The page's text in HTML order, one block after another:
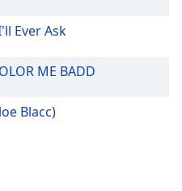
Ever Ask
ME BADD
Blacc)